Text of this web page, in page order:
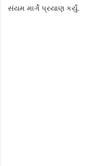
સંયમ માર્ગે પ્રયાણ કર્યું.